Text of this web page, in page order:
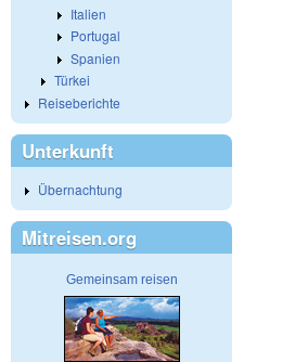
Italien
Portugal
Spanien
Türkei
Reiseberichte
Unterkunft
Übernachtung
Mitreisen.org
Gemeinsam reisen